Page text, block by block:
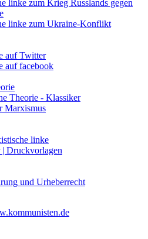
linke zum Krieg Russlands gegen
linke zum Ukraine-Konflikt
auf Twitter
auf facebook
Theorie - Klassiker
Marxismus
linke
Druckvorlagen
und Urheberrecht